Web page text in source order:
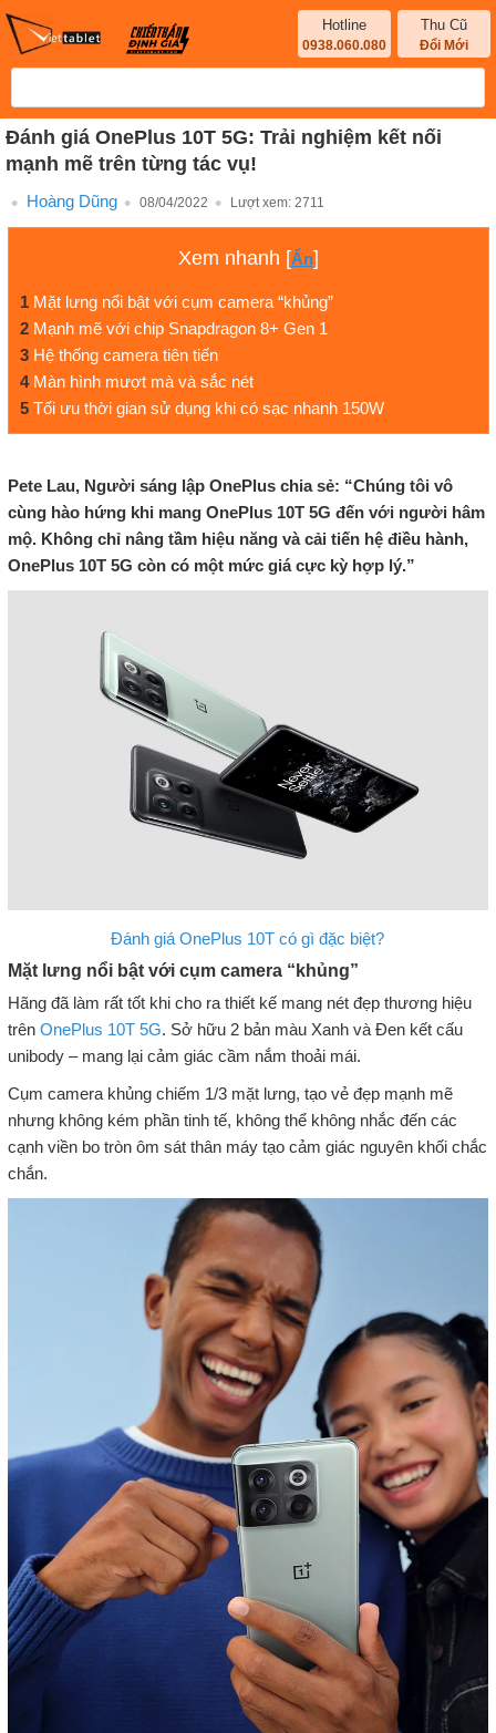
Hotline
0938.060.080
Thu Cũ
Đổi Mới
Đánh giá OnePlus 10T 5G: Trải nghiệm kết nối
mạnh mẽ trên từng tác vụ!
Hoàng Dũng 08/04/2022 Lượt xem: 2711
Xem nhanh [Ẩn]
1 Mặt lưng nổi bật với cụm camera “khủng”
2 Mạnh mẽ với chip Snapdragon 8+ Gen 1
3 Hệ thống camera tiên tiến
4 Màn hình mượt mà và sắc nét
5 Tối ưu thời gian sử dụng khi có sạc nhanh 150W
Pete Lau, Người sáng lập OnePlus chia sẻ: “Chúng tôi vô
cùng hào hứng khi mang OnePlus 10T 5G đến với người hâm
mộ. Không chỉ nâng tầm hiệu năng và cải tiến hệ điều hành,
OnePlus 10T 5G còn có một mức giá cực kỳ hợp lý.”
Đánh giá OnePlus 10T có gì đặc biệt?
Mặt lưng nổi bật với cụm camera “khủng”
Hãng đã làm rất tốt khi cho ra thiết kế mang nét đẹp thương hiệu
trên OnePlus 10T 5G. Sở hữu 2 bản màu Xanh và Đen kết cấu
unibody – mang lại cảm giác cầm nắm thoải mái.
Cụm camera khủng chiếm 1/3 mặt lưng, tạo vẻ đẹp mạnh mẽ
nhưng không kém phần tinh tế, không thể không nhắc đến các
cạnh viền bo tròn ôm sát thân máy tạo cảm giác nguyên khối chắc
chắn.